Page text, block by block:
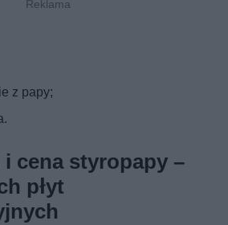
z papy;
i cena styropapy –
płyt